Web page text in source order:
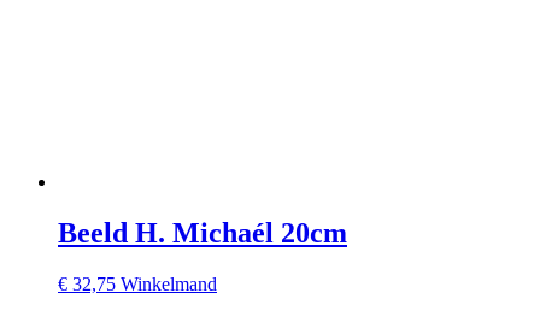
Beeld H. Michaél 20cm
€ 32,75 Winkelmand